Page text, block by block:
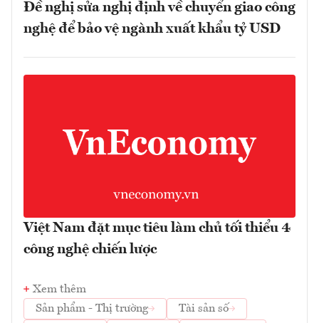
Đề nghị sửa nghị định về chuyển giao công
nghệ để bảo vệ ngành xuất khẩu tỷ USD
Việt Nam đặt mục tiêu làm chủ tối thiểu 4
công nghệ chiến lược
Xem thêm
Sản phẩm - Thị trường
Tài sản số